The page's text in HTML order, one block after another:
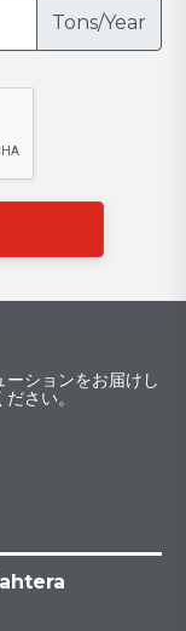
Tons/Year
ションをお届けし
さい。